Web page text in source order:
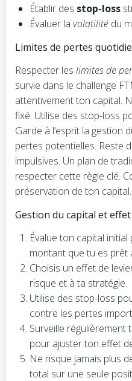
Établir des stop-loss
Évaluer la volatilité du
Limites de pertes
Respecter les limites de
survie dans le challenge
attentivement ton capital.
fixé. Utilise des stop-loss
Garde à l’esprit la gestion
pertes potentielles. Reste
impulsives. Un plan de
respecter cette règle clé.
préservation de ton capital.
Gestion du capital et
Évalue ton capital
montant que tu es prêt
Choisis un effet de
risque et à ta stratégie.
Utilise des stop-loss
contre les pertes
Surveille
pour ajuster ton effet
Ne risque jamais plus
total sur une seule